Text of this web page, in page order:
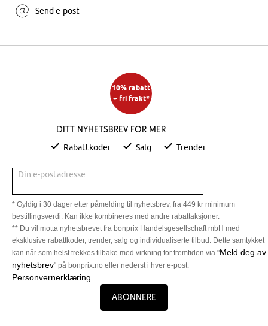
Send e-post
10% rabatt
+ fri frakt*
Ditt nyhetsbrev for mer
Rabattkoder Salg Trender
Din e-postadresse
* Gyldig i 30 dager etter påmelding til nyhetsbrev, fra 449 kr minimum
bestillingsverdi. Kan ikke kombineres med andre rabattaksjoner.
** Du vil motta nyhetsbrevet fra bonprix Handelsgesellschaft mbH med
eksklusive rabattkoder, trender, salg og individualiserte tilbud. Dette samtykket
kan når som helst trekkes tilbake med virkning for fremtiden via "Meld deg av
nyhetsbrev" på bonprix.no eller nederst i hver e-post.
Personvernerklæring
Abonnere